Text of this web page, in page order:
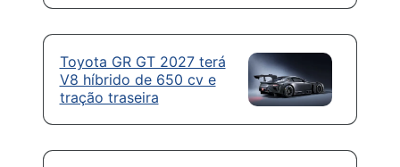
Toyota GR GT 2027 terá
V8 híbrido de 650 cv e
tração traseira